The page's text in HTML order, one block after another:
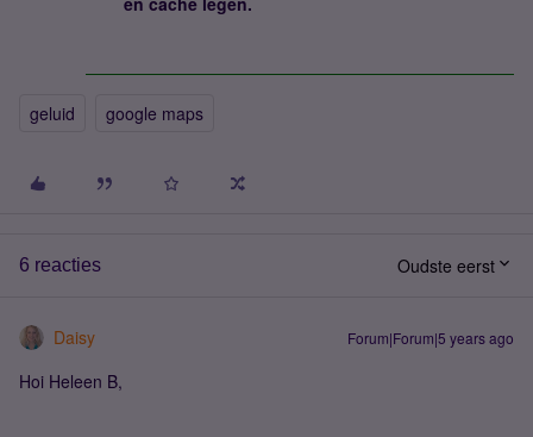
geluid google maps
6 reacties Oudste eerst
Daisy Forum|Forum|5 years ago
Hoi Heleen B,